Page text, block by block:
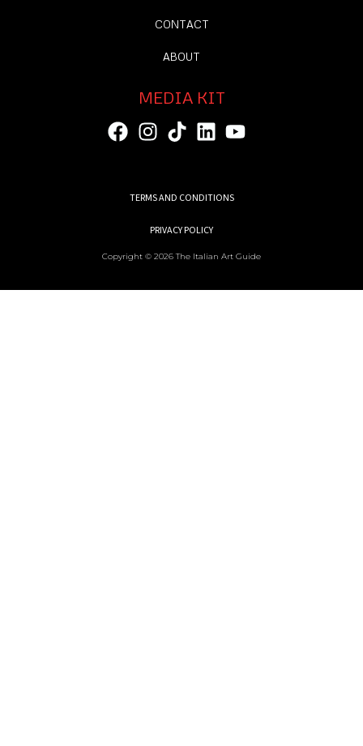
CONTACT
ABOUT
MEDIA KIT
TERMS AND CONDITIONS
PRIVACY POLICY
Copyright © 2026 The Italian Art Guide